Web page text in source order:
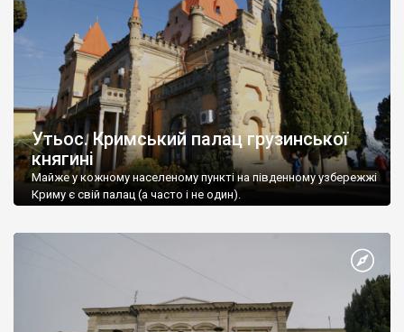
Утьос. Кримський палац грузинської
княгині
Майже у кожному населеному пункті на південному узбережжі
Криму є свій палац (а часто і не один).